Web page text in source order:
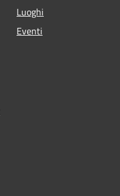
Luoghi
Eventi